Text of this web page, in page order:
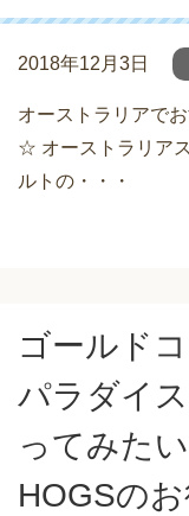
2018年12月3日
オーストラリアで
☆ オーストラリア
ルトの・・・
ゴールド
パラダイ
ってみた
HOGSの